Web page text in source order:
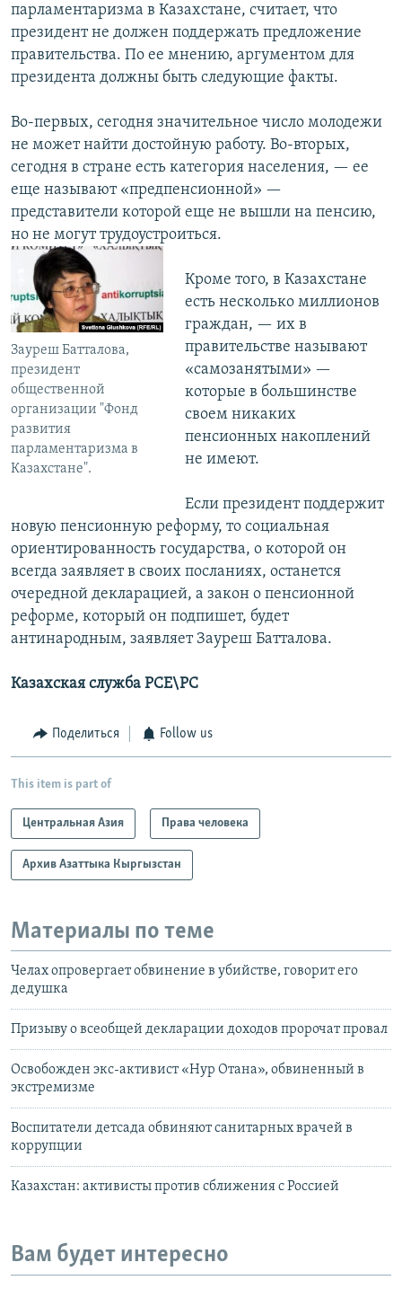
парламентаризма в Казахстане, считает, что
президент не должен поддержать предложение
правительства. По ее мнению, аргументом для
президента должны быть следующие факты.
Во-первых, сегодня значительное число молодежи
не может найти достойную работу. Во-вторых,
сегодня в стране есть категория населения, — ее
еще называют «предпенсионной» —
представители которой еще не вышли на пенсию,
но не могут трудоустроиться.
Зауреш Батталова,
президент
общественной
организации "Фонд
развития
парламентаризма в
Казахстане".
Кроме того, в Казахстане
есть несколько миллионов
граждан, — их в
правительстве называют
«самозанятыми» —
которые в большинстве
своем никаких
пенсионных накоплений
не имеют.
Если президент поддержит
новую пенсионную реформу, то социальная
ориентированность государства, о которой он
всегда заявляет в своих посланиях, останется
очередной декларацией, а закон о пенсионной
реформе, который он подпишет, будет
антинародным, заявляет Зауреш Батталова.
Казахская служба РСЕ\РС
Поделиться Follow us
This item is part of
Центральная Азия Права человека
Архив Азаттыка Кыргызстан
Материалы по теме
Челах опровергает обвинение в убийстве, говорит его
дедушка
Призыву о всеобщей декларации доходов пророчат провал
Освобожден экс-активист «Нур Отана», обвиненный в
экстремизме
Воспитатели детсада обвиняют санитарных врачей в
коррупции
Казахстан: активисты против сближения с Россией
Вам будет интересно